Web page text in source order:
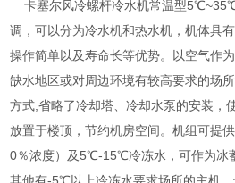
卡塞尔风冷螺杆冷水机常温型
调，可以分为冷水机和热水机，机体具
操作简单以及寿命长等优势。以空气作
缺水地区或对周边环境有较高要求的场
方式,省略了冷却塔、冷却水泵的安装，
放置于楼顶，节约机房空间。机组可提
0％浓度）及5℃-15℃冷冻水，可作为冰